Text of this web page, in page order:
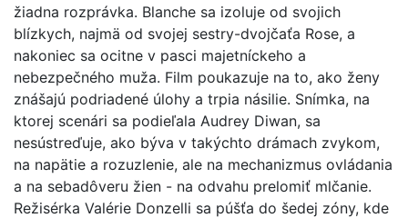
žiadna rozprávka. Blanche sa izoluje od svojich
blízkych, najmä od svojej sestry-dvojčaťa Rose, a
nakoniec sa ocitne v pasci majetníckeho a
nebezpečného muža. Film poukazuje na to, ako ženy
znášajú podriadené úlohy a trpia násilie. Snímka, na
ktorej scenári sa podieľala Audrey Diwan, sa
nesústreďuje, ako býva v takýchto drámach zvykom,
na napätie a rozuzlenie, ale na mechanizmus ovládania
a na sebadôveru žien - na odvahu prelomiť mlčanie.
Režisérka Valérie Donzelli sa púšťa do šedej zóny, kde